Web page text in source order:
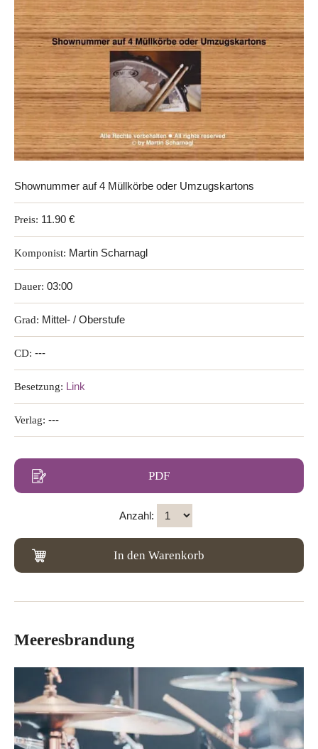
Shownummer auf 4 Müllkörbe oder Umzugskartons
Preis: 11.90 €
Komponist: Martin Scharnagl
Dauer: 03:00
Grad: Mittel- / Oberstufe
CD: ---
Besetzung: Link
Verlag: ---
PDF
Anzahl:
In den Warenkorb
Meeresbrandung